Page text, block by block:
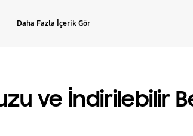
Daha Fazla İçerik Gör
ve İndirilebilir